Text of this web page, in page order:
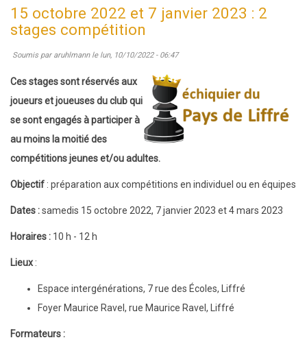
2025
Stage
d'échecs
pour
joueurs
de
compétition
15 octobre 2022 et 7 janvier 2023 : 2
stages compétition
Soumis par aruhlmannle lun, 10/10/2022 - 06:47
Ces stages sont réservés aux
joueurs et joueuses du club qui
se sont engagés à participer à
au moins la moitié des
compétitions jeunes et/ou adultes.
Objectif : préparation aux compétitions en individuel ou en équipes
Dates :samedis 15 octobre 2022, 7 janvier 2023 et 4 mars 2023
Horaires : 10 h - 12 h
Lieux :
Espace intergénérations, 7 rue des Écoles, Liffré
Foyer Maurice Ravel, rue Maurice Ravel, Liffré
Formateurs :